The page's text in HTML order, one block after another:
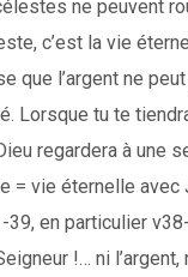
ne peuvent
c’est la vie
que l’argent ne
Lorsque tu te
regardera à une
= vie éternelle avec
39, en particulier
!… ni